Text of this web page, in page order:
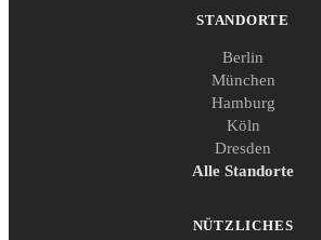
STANDORTE
Berlin
München
Hamburg
Köln
Dresden
Alle Standorte
NÜTZLICHES